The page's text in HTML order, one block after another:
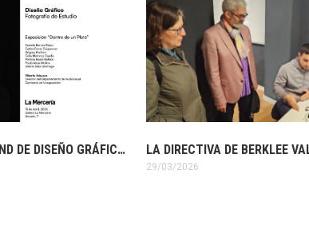
ALUMNOS DEL HND DE DISEÑO GRÁFICO DE ESAT EXPONEN SUS FOTOGRAFÍAS EN LA GALERÍA LA MERCERÍA DE VALENCIA
29/03/2026